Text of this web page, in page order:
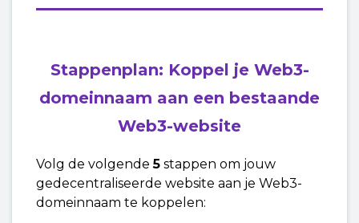
Stappenplan: Koppel je Web3-
domeinnaam aan een bestaande
Web3-website
Volg de volgende5 stappen om jouw
gedecentraliseerde website aan je Web3-
domeinnaam te koppelen: